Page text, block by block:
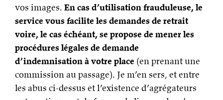
vos images. En cas d’utilisation frauduleuse, le
service vous facilite les demandes de retrait
voire, le cas échéant, se propose de mener les
procédures légales de demande
d’indemnisation à votre place (en prenant une
commission au passage). Je m’en sers, et entre
les abus ci-dessus et l’existence d’agrégateurs